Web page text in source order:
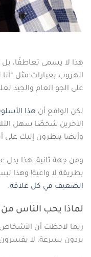
هذا لا يسمى تعاطفًا، بل
الهروب بعبارات مثل
على الجو العام والجيد
لكن الواقع أن هذا
الآخرين شخصًا سهل
وأيضا ينظرون إليك
ومن جهة ثانية، هذا يدل
بطريقة لا واعية! وهذا
الضعيف في كل علاقة.
لماذا يحب الناس
ربما لاحظت أن الأشخاص
يردون بسرعة، لا